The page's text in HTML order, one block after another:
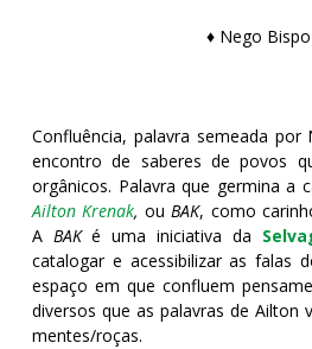
♦ Nego
Confluência, palavra semeada
encontro de saberes de povos
orgânicos. Palavra que germina a
Ailton Krenak, ouBAK, como
A BAKé uma iniciativa da
catalogar e acessibilizar as falas
espaço em que confluem
diversos que as palavras de Ailton
mentes/roças.